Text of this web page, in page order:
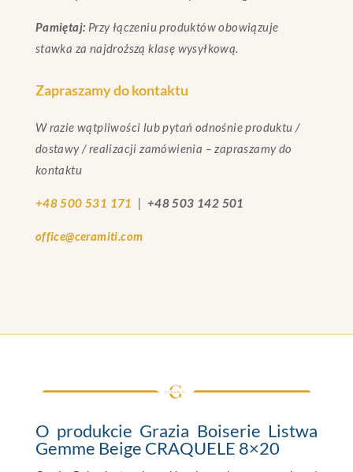
Pamiętaj: Przy łączeniu produktów obowiązuje
stawka za najdroższą klasę wysyłkową.
Zapraszamy do kontaktu
W razie wątpliwości lub pytań odnośnie produktu /
dostawy / realizacji zamówienia – zapraszamy do
kontaktu
+48 500 531 171 | +48 503 142 501
office@ceramiti.com
O produkcie Grazia Boiserie Listwa
Gemme Beige CRAQUELE 8×20